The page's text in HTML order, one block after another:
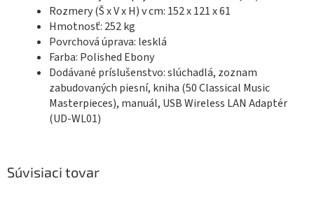
Rozmery (Š x V x H) v cm: 152 x 121 x 61
Hmotnosť: 252 kg
Povrchová úprava: lesklá
Farba: Polished Ebony
Dodávané príslušenstvo: slúchadlá, zoznam
zabudovaných piesní, kniha (50 Classical Music
Masterpieces), manuál, USB Wireless LAN Adaptér
(UD-WL01)
Súvisiaci tovar